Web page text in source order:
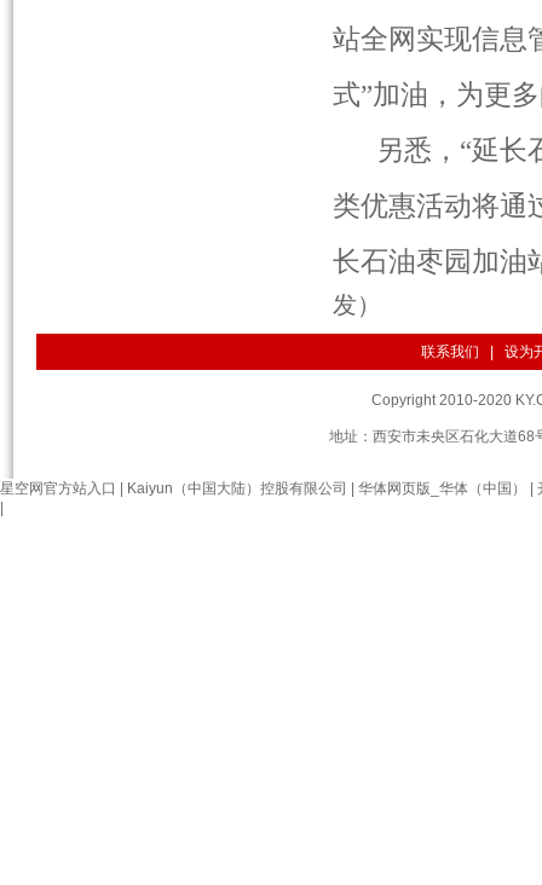
站全网实现信息
式”加油，为更
另悉，“延长
类优惠活动将通
长石油枣园加油
发）
联系我们 |设为
Copyright 2010-2020
地址：西安市未央区石化大道
星空网官方站入口 Kaiyun（中国大陆）控股有限公司 华体网页版_华体（中国）